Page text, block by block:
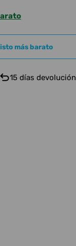
más barato
15 días devolución